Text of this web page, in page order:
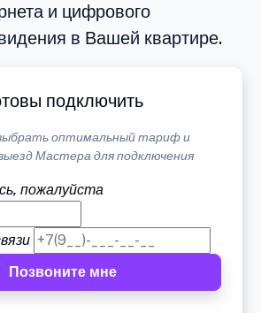
и цифрового
в Вашей квартире.
подключить
оптимальный тариф и
Мастера для подключения
пожалуйста
Позвоните мне